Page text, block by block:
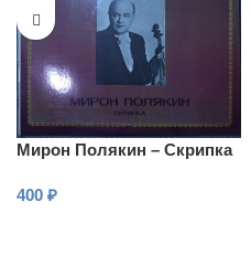
Мирон Полякин – Скрипка
400 ₽